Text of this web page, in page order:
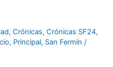
, Crónicas, Crónicas SF24,
, Principal, San Fermín /